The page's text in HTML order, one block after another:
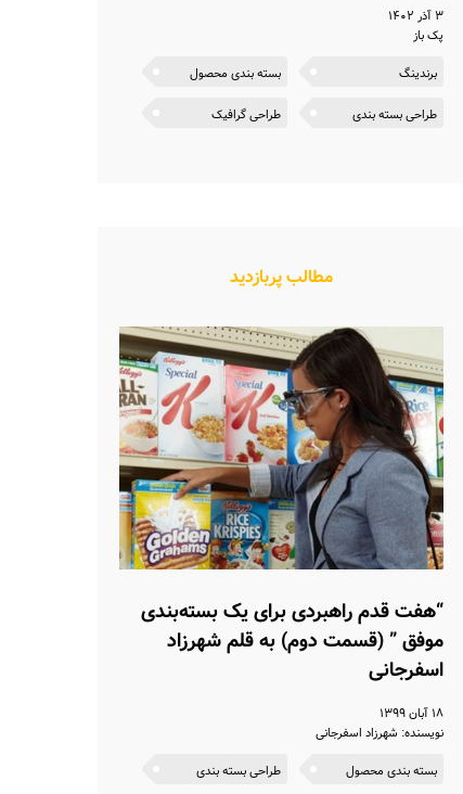
۳ آذر ۱۴۰۲
پک باز
برندینگ
بسته بندی محصول
طراحی بسته بندی طراحی گرافیک
مطالب پربازدید
“هفت قدم راهبردی برای یک بسته‌بندی
موفق ” (قسمت دوم) به قلم شهرزاد
اسفرجانی
۱۸ آبان ۱۳۹۹
نویسنده: شهرزاد اسفرجانی
بسته بندی محصول
طراحی بسته بندی